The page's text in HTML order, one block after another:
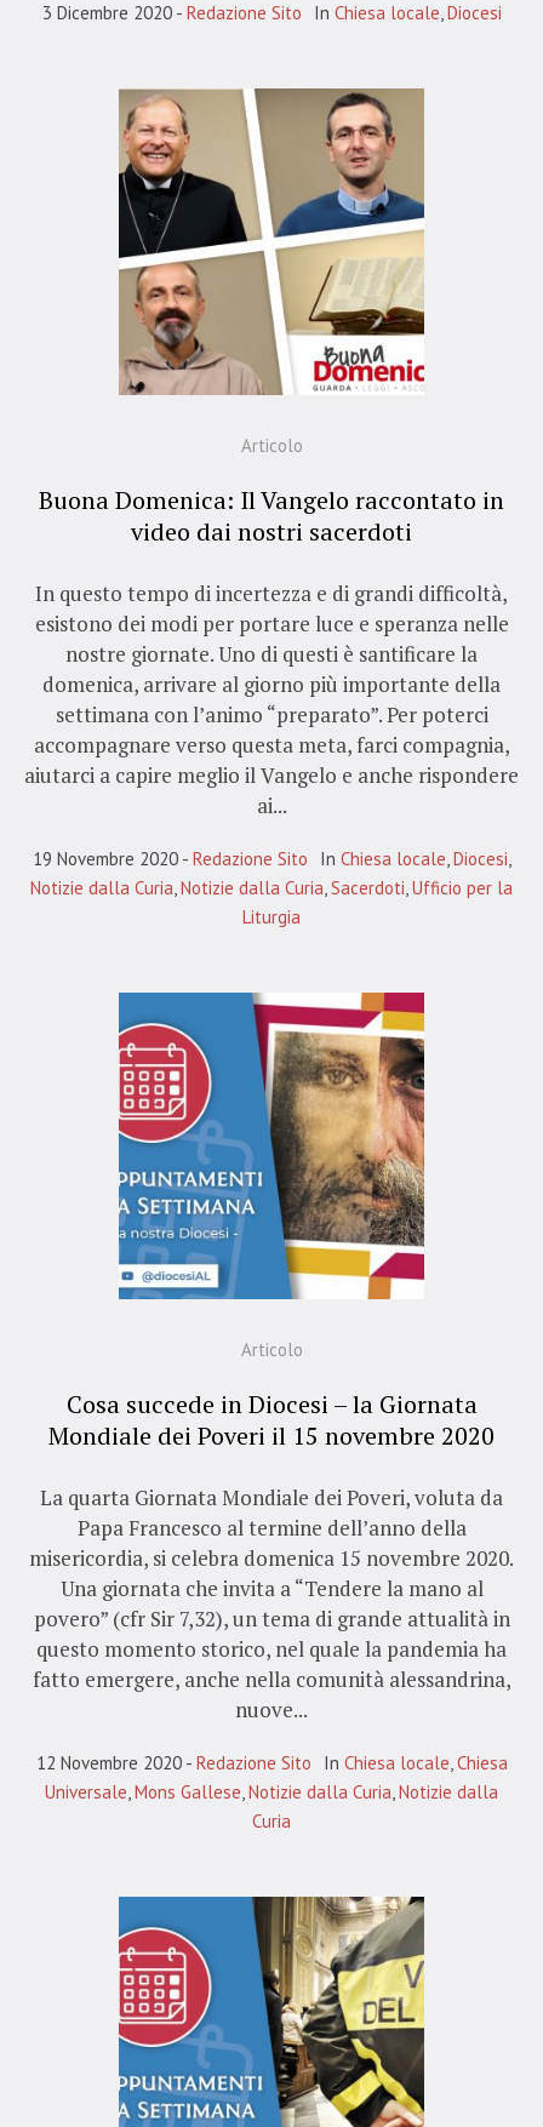
3 Dicembre 2020 Redazione Sito In Chiesa locale,Diocesi
Articolo
Buona Domenica: Il Vangelo raccontato in
video dai nostri sacerdoti
In questo tempo di incertezza e di grandi difficoltà,
esistono dei modi per portare luce e speranza nelle
nostre giornate. Uno di questi è santificare la
domenica, arrivare al giorno più importante della
settimana con l’animo “preparato”. Per poterci
accompagnare verso questa meta, farci compagnia,
aiutarci a capire meglio il Vangelo e anche rispondere
ai...
19 Novembre 2020 Redazione Sito In Chiesa locale,Diocesi,
Notizie dalla Curia,Notizie dalla Curia,Sacerdoti,Ufficio per la
Liturgia
Articolo
Cosa succede in Diocesi – la Giornata
Mondiale dei Poveri il 15 novembre 2020
La quarta Giornata Mondiale dei Poveri, voluta da
Papa Francesco al termine dell’anno della
misericordia, si celebra domenica 15 novembre 2020.
Una giornata che invita a “Tendere la mano al
povero” (cfr Sir 7,32), un tema di grande attualità in
questo momento storico, nel quale la pandemia ha
fatto emergere, anche nella comunità alessandrina,
nuove...
12 Novembre 2020 Redazione Sito In Chiesa locale,Chiesa
Universale,Mons Gallese,Notizie dalla Curia,Notizie dalla
Curia